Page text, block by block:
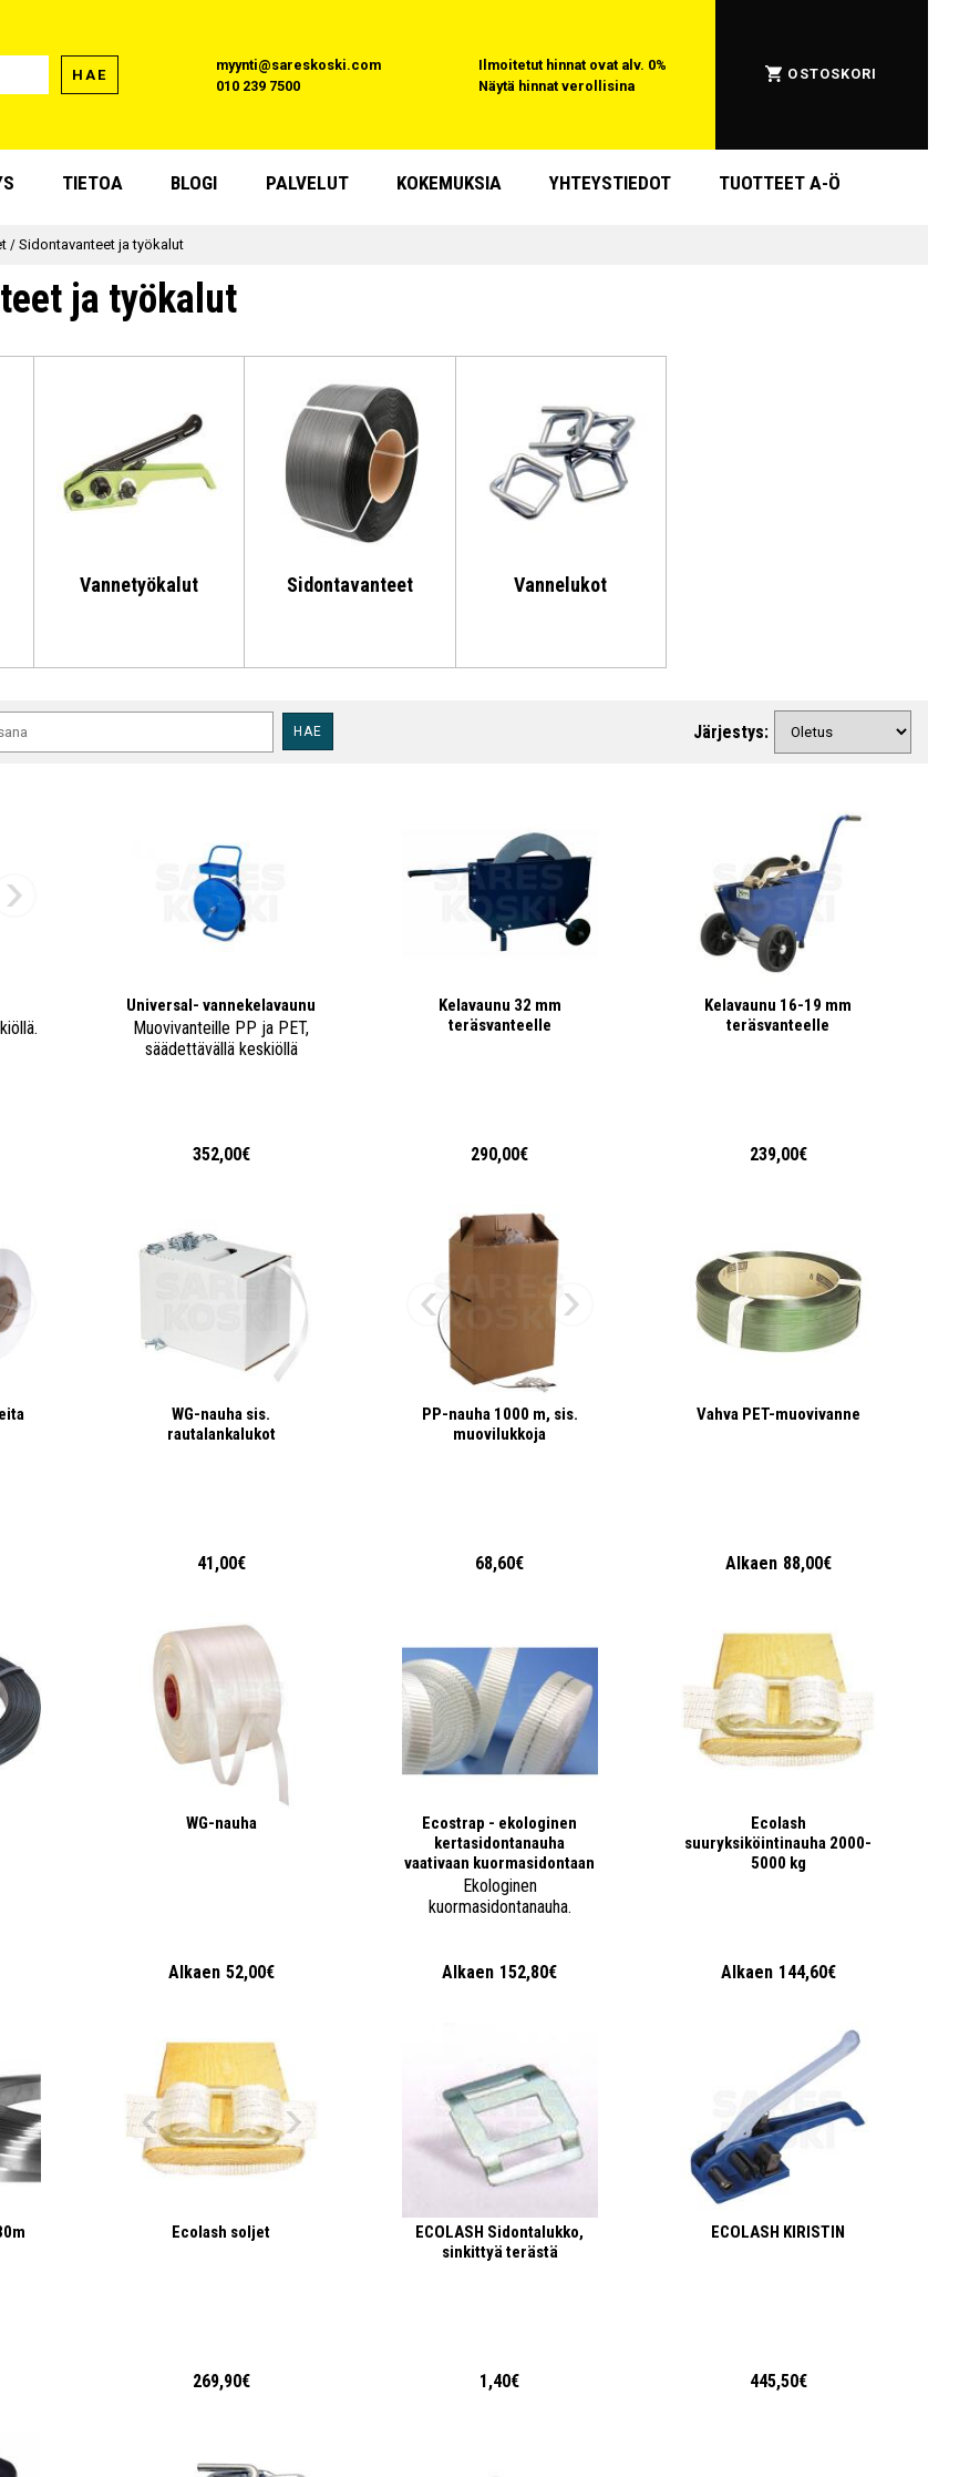
HAE
myynti@sareskoski.com
010 239 7500
Ilmoitetut hinnat ovat alv. 0%
Näytä hinnat verollisina
OSTOSKORI
TIETOA BLOGI PALVELUT KOKEMUKSIA YHTEYSTIEDOT TUOTTEET A-Ö
/Sidontavanteet ja työkalut
ja työkalut
Vannetyökalut Sidontavanteet Vannelukot
HAE Järjestys:
Universal- vannekelavaunu
Muovivanteille PP ja PET,
säädettävällä keskiöllä
352,00€
Kelavaunu 32 mm
teräsvanteelle
290,00€
Kelavaunu 16-19 mm
teräsvanteelle
239,00€
WG-nauha sis.
rautalankalukot
41,00€
PP-nauha 1000 m, sis.
muovilukkoja
68,60€
Vahva PET-muovivanne
Alkaen 88,00€
WG-nauha
Alkaen 52,00€
Ecostrap - ekologinen
kertasidontanauha
vaativaan kuormasidontaan
Ekologinen
kuormasidontanauha.
Alkaen 152,80€
Ecolash
suuryksiköintinauha 2000-
5000 kg
Alkaen 144,60€
Ecolash soljet
269,90€
ECOLASH Sidontalukko,
sinkittyä terästä
1,40€
ECOLASH KIRISTIN
445,50€